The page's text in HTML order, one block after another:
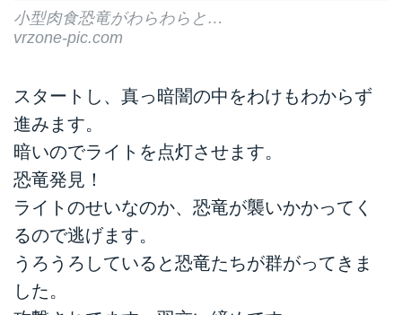
小型肉食恐竜がわらわらと…
vrzone-pic.com
スタートし、真っ暗闇の中をわけもわからず
進みます。
暗いのでライトを点灯させます。
恐竜発見！
ライトのせいなのか、恐竜が襲いかかってく
るので逃げます。
うろうろしていると恐竜たちが群がってきま
した。